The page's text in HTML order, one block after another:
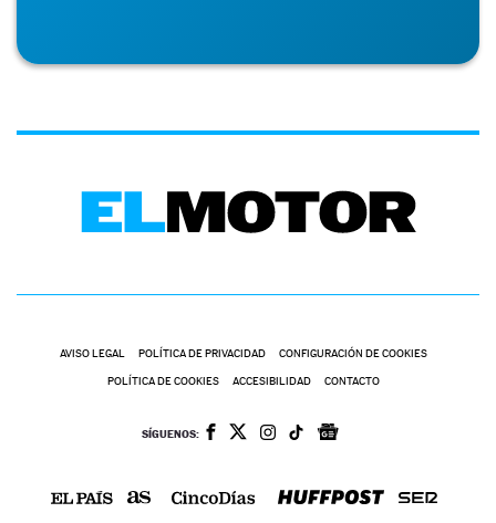
AVISO LEGAL POLÍTICA DE PRIVACIDAD CONFIGURACIÓN DE COOKIES
POLÍTICA DE COOKIES ACCESIBILIDAD CONTACTO
SÍGUENOS: